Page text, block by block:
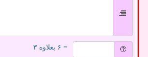
= ۶ بعلاوه ۳